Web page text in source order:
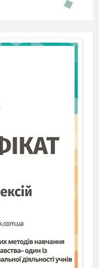
здобувачів
знання
допомагати
фантазії,
дітей;
зі збірником:
можна
та
процесі.
завдань з
розвитку
допоможе
професію.